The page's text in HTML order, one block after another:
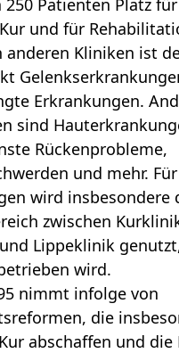
und für
anderen Kliniken ist
Erkrankungen.
sind
Rückenprobleme,
und mehr.
wird insbesondere
zwischen
Lippeklinik
wird.
nimmt infolge von
die
abschaffen und die